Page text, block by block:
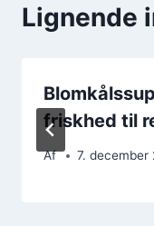
Lignende
friskhed til
Af 7. december